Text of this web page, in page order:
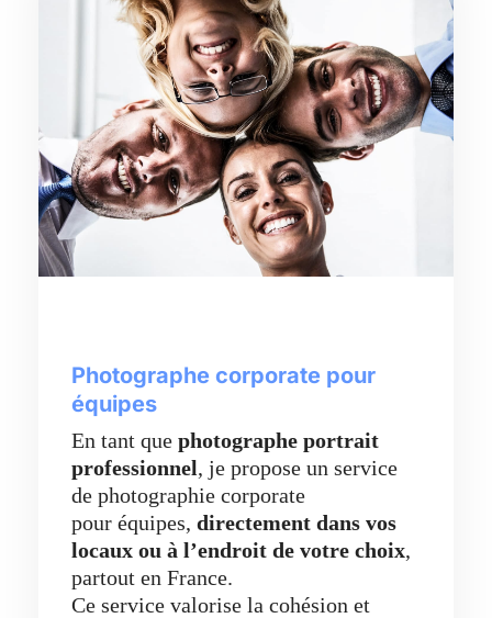
Photographe corporate pour
équipes
En tant que photographe portrait
professionnel, je propose un service
de photographie corporate
pour équipes, directement dans vos
locaux ou à l’endroit de votre choix,
partout en France.
Ce service valorise la cohésion et